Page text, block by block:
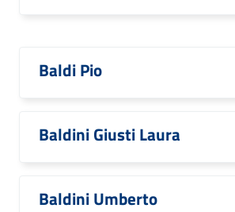
Baldi Pio
Baldini Giusti Laura
Baldini Umberto